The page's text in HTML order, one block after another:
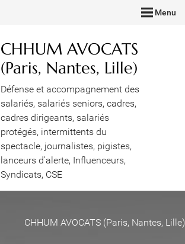
Menu
CHHUM AVOCATS
(Paris, Nantes, Lille)
Défense et accompagnement des
salariés, salariés seniors, cadres,
cadres dirigeants, salariés
protégés, intermittents du
spectacle, journalistes, pigistes,
lanceurs d'alerte, Influenceurs,
Syndicats, CSE
CHHUM AVOCATS (Paris, Nantes, Lille)